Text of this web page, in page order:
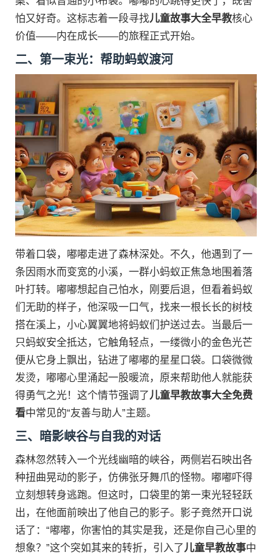
怕又好奇。这标志着一段寻找儿童故事大全早教核心
价值——内在成长——的旅程正式开始。
二、第一束光：帮助蚂蚁渡河
带着口袋，嘟嘟走进了森林深处。不久，他遇到了一
条因雨水而变宽的小溪，一群小蚂蚁正焦急地围着落
叶打转。嘟嘟想起自己怕水，刚要后退，但看着蚂蚁
们无助的样子，他深吸一口气，找来一根长长的树枝
搭在溪上，小心翼翼地将蚂蚁们护送过去。当最后一
只蚂蚁安全抵达，它触角轻点，一缕微小的金色光芒
便从它身上飘出，钻进了嘟嘟的星星口袋。口袋微微
发烫，嘟嘟心里涌起一股暖流，原来帮助他人就能获
得勇气之光！这个情节强调了儿童早教故事大全免费
看中常见的“友善与助人”主题。
三、暗影峡谷与自我的对话
森林忽然转入一个光线幽暗的峡谷，两侧岩石映出各
种扭曲晃动的影子，仿佛张牙舞爪的怪物。嘟嘟吓得
立刻想转身逃跑。但这时，口袋里的第一束光轻轻跃
出，在他面前映出了他自己的影子。影子竟然开口说
话了：“嘟嘟，你害怕的其实是我，还是你自己心里的
想象？”这个突如其来的转折，引入了儿童早教故事中